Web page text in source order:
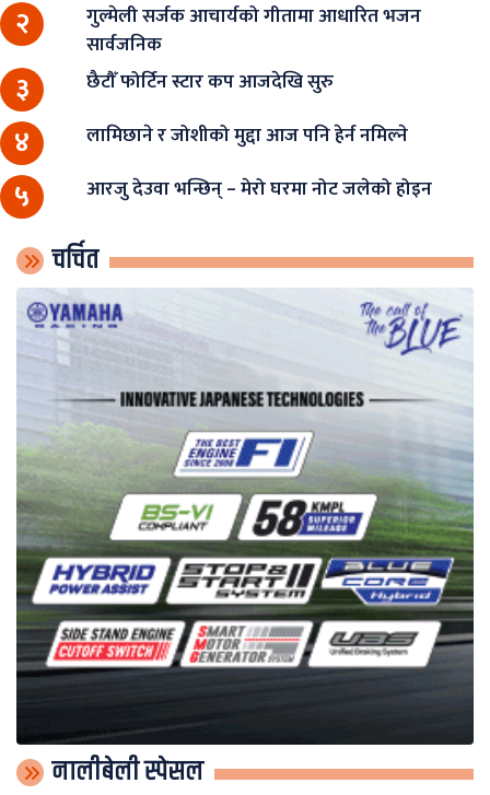
२
गुल्मेली सर्जक आचार्यको गीतामा आधारित भजन
सार्वजनिक
३ छैटौँ फोर्टिन स्टार कप आजदेखि सुरु
४ लामिछाने र जोशीको मुद्दा आज पनि हेर्न नमिल्ने
५ आरजु देउवा भन्छिन् – मेरो घरमा नोट जलेको होइन
चर्चित
नालीबेली स्पेसल